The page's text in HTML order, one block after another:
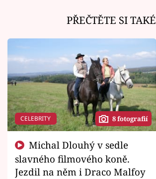
PŘEČTĚTE SI TAKÉ
CELEBRITY 8 fotografií
slavného filmového koně.
Jezdil na něm i Draco Malfoy